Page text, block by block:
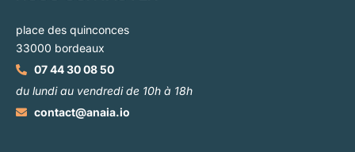
place des quinconces
33000 bordeaux
07 44 30 08 50
du lundi au vendredi de 10h à 18h
contact@anaia.io